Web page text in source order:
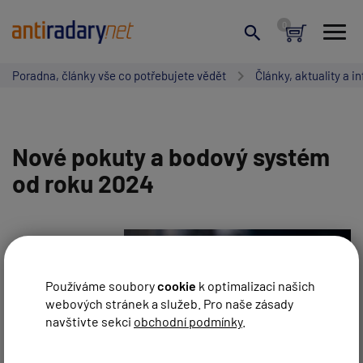
Používáme souborycookie k optimalizaci našich
webových stránek a služeb. Pro naše zásady
navštivte sekci obchodní podmínky.
Poradna, články vše co potřebujete vědět Články, aktuality a
Nové pokuty a bodový systém
od roku 2024